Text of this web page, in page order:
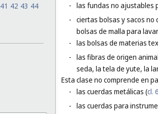
41 42 43 44
- las fundas no ajustables
- ciertas bolsas y sacos
bolsas de malla para
- las bolsas de materias
- las fibras de origen
seda, la tela de yute, la
Esta clase no comprende en
- las cuerdas metálicas (cl.
- las cuerdas para